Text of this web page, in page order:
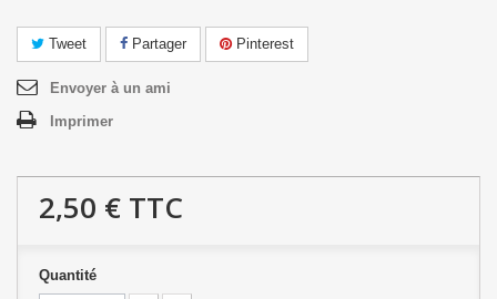
Tweet Partager Pinterest
Envoyer à un ami
Imprimer
2,50 € TTC
Quantité